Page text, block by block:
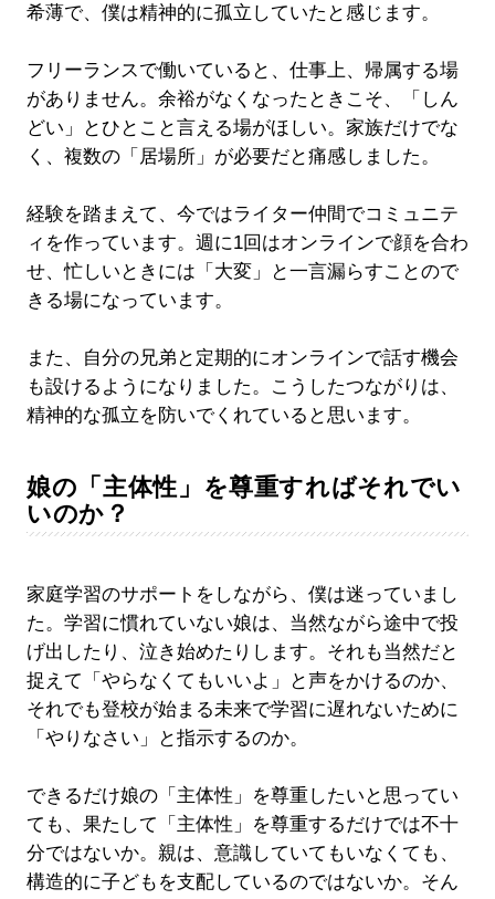
希薄で、僕は精神的に孤立していたと感じます。
フリーランスで働いていると、仕事上、帰属する場
がありません。余裕がなくなったときこそ、「しん
どい」とひとこと言える場がほしい。家族だけでな
く、複数の「居場所」が必要だと痛感しました。
経験を踏まえて、今ではライター仲間でコミュニテ
ィを作っています。週に1回はオンラインで顔を合わ
せ、忙しいときには「大変」と一言漏らすことので
きる場になっています。
また、自分の兄弟と定期的にオンラインで話す機会
も設けるようになりました。こうしたつながりは、
精神的な孤立を防いでくれていると思います。
娘の「主体性」を尊重すればそれでい
いのか？
家庭学習のサポートをしながら、僕は迷っていまし
た。学習に慣れていない娘は、当然ながら途中で投
げ出したり、泣き始めたりします。それも当然だと
捉えて「やらなくてもいいよ」と声をかけるのか、
それでも登校が始まる未来で学習に遅れないために
「やりなさい」と指示するのか。
できるだけ娘の「主体性」を尊重したいと思ってい
ても、果たして「主体性」を尊重するだけでは不十
分ではないか。親は、意識していてもいなくても、
構造的に子どもを支配しているのではないか。そん